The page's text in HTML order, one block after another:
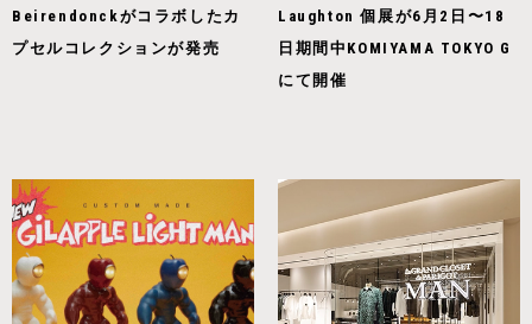
Beirendonckがコラボしたカ
プセルコレクションが発売
Laughton 個展が6月2日〜18
日期間中KOMIYAMA TOKYO G
にて開催